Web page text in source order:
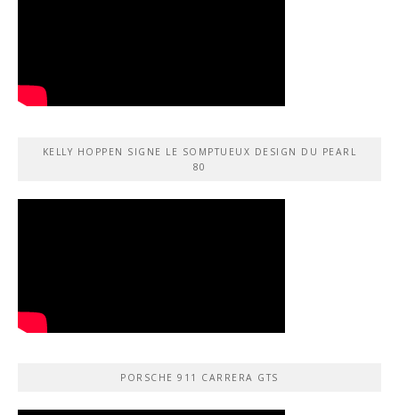
KELLY HOPPEN SIGNE LE SOMPTUEUX DESIGN DU PEARL
80
PORSCHE 911 CARRERA GTS